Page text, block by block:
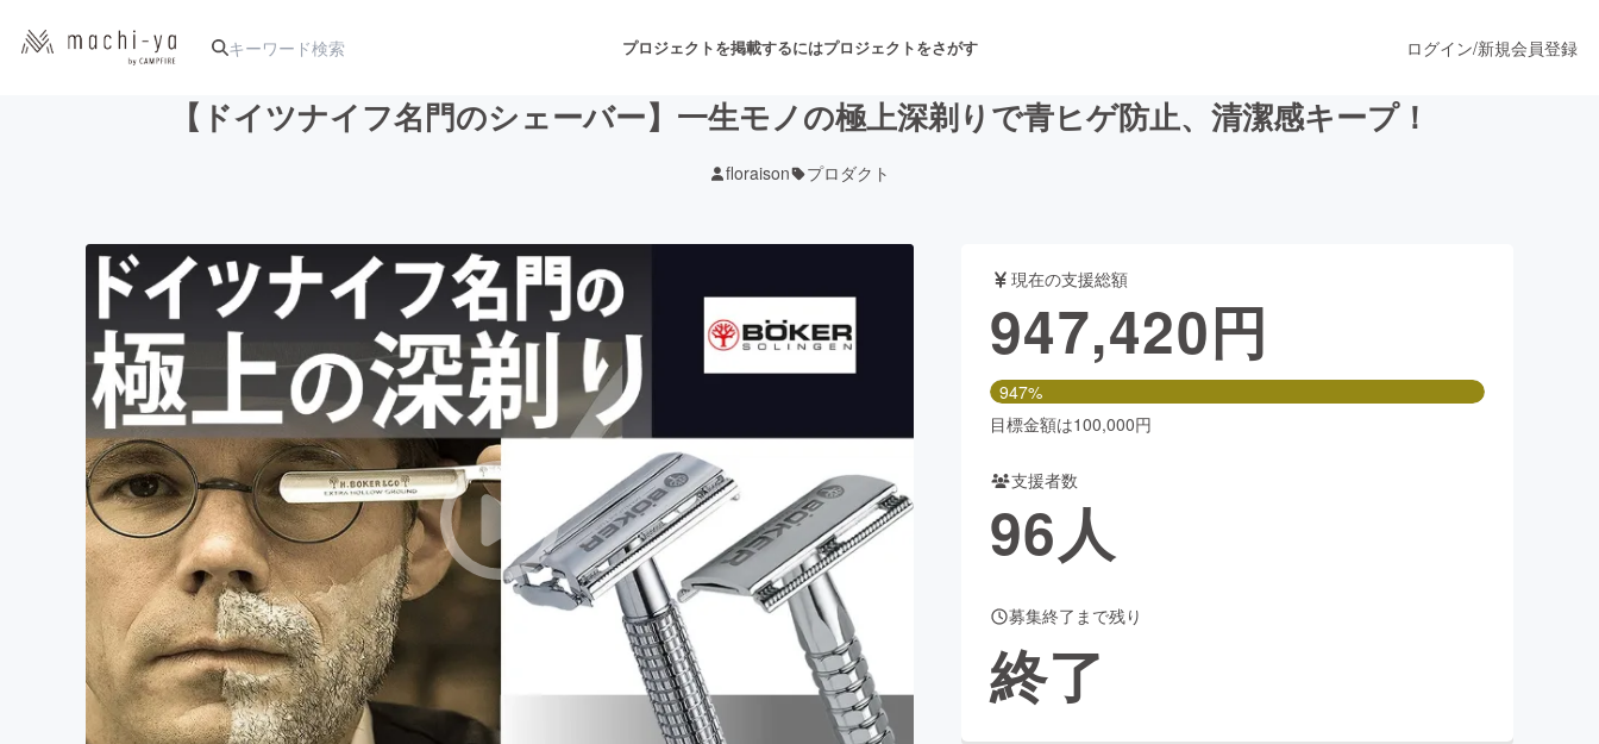
プロジェクトを掲載するにはプロジェクトをさがす
アート・写真 音楽 舞台・パフォーマンス
テクノロジー・ガジェット ゲーム・サービス開発 ファッション
映像・映画 書籍・雑誌出版
ビジネス・起業 チャレンジ ビューティー・ヘルスケア
まちづくり・地域活性化
CAMPFIRE for Social GoodCAMPFIRE Creation
CAMPFIREふるさと納税machi-ya
ログイン/新規会員登録
【ドイツナイフ名門のシェーバー】一生モノの極上深剃りで青ヒゲ防止、清潔感キープ！
floraison プロダクト
現在の支援総額
947,420円
947%
目標金額は100,000円
支援者数
96人
募集終了まで残り
終了